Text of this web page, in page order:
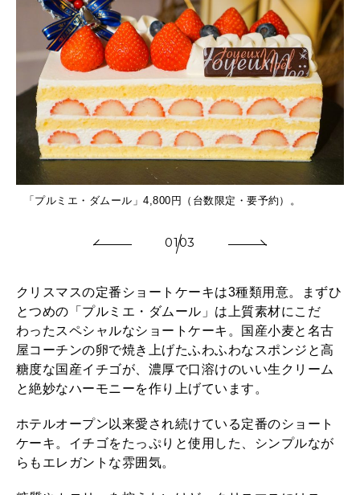
「プルミエ・ダムール」4,800円（台数限定・要予約）。
0103
クリスマスの定番ショートケーキは3種類用意。まずひ
とつめの「プルミエ・ダムール」は上質素材にこだ
わったスペシャルなショートケーキ。国産小麦と名古
屋コーチンの卵で焼き上げたふわふわなスポンジと高
糖度な国産イチゴが、濃厚で口溶けのいい生クリーム
と絶妙なハーモニーを作り上げています。
ホテルオープン以来愛され続けている定番のショート
ケーキ。イチゴをたっぷりと使用した、シンプルなが
らもエレガントな雰囲気。